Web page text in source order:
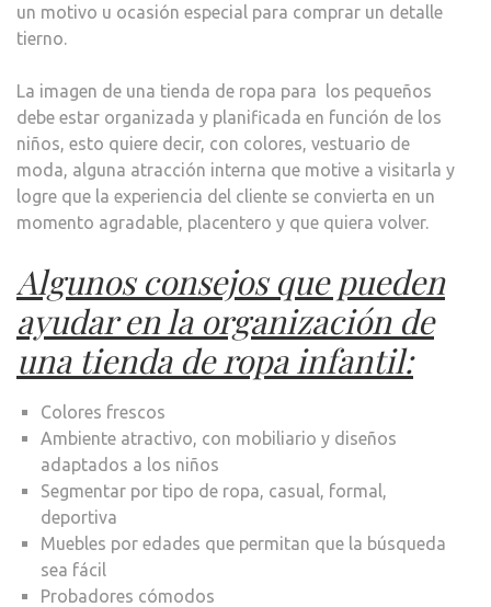
un motivo u ocasión especial para comprar un detalle
tierno.
La imagen de una tienda de ropa para los pequeños
debe estar organizada y planificada en función de los
niños, esto quiere decir, con colores, vestuario de
moda, alguna atracción interna que motive a visitarla y
logre que la experiencia del cliente se convierta en un
momento agradable, placentero y que quiera volver.
Algunos consejos que pueden
ayudar en la organización de
una tienda de ropa infantil:
Colores frescos
Ambiente atractivo, con mobiliario y diseños
adaptados a los niños
Segmentar por tipo de ropa, casual, formal,
deportiva
Muebles por edades que permitan que la búsqueda
sea fácil
Probadores cómodos